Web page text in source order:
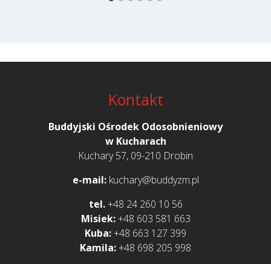
Kontakt
Buddyjski Ośrodek Odosobnieniowy
w Kucharach
Kuchary 57, 09-210 Drobin
e-mail: kuchary@buddyzm.pl
tel. +48 24 260 10 56
Misiek: +48 603 581 663
Kuba:+48 663 127 399‬
Kamila:+48 698 205 998